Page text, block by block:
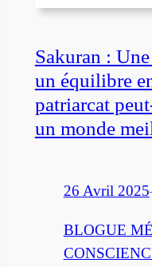
Sakuran :
un équilibre
patriarcat
un monde
26 Avril 2025
BLOGUE